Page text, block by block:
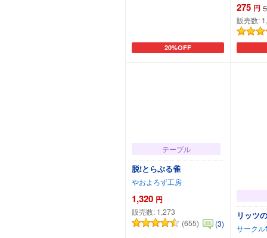
20%OFF
カートに追加
275 円
販売数:
テーブル
脱!とらぶる雀
やおよろず工房
1,320 円
販売数: 1,273
(655)
(3)
リッツ
サーク